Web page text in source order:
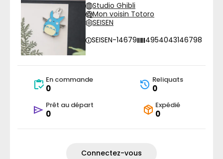
Studio Ghibli
Mon voisin Totoro
SEISEN
SEISEN-14679
4954043146798
En commande
0
Reliquats
0
Prêt au départ
0
Expédié
0
Connectez-vous